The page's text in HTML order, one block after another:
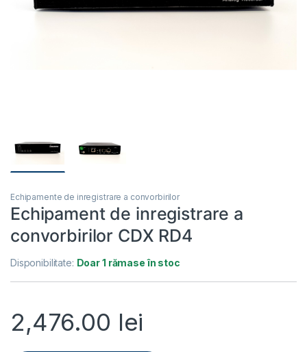
Echipamente de inregistrare a convorbirilor
Echipament de inregistrare a
convorbirilor CDX RD4
Disponibilitate: Doar 1 rămase în stoc
2,476.00 lei